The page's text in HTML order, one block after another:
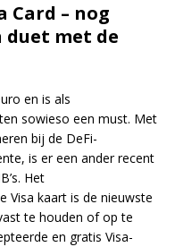
Card – nog
duet met de
en is als
sowieso een must. Met
bij de DeFi-
is er een ander recent
Het
Visa kaart is de nieuwste
te houden of op te
en gratis Visa-